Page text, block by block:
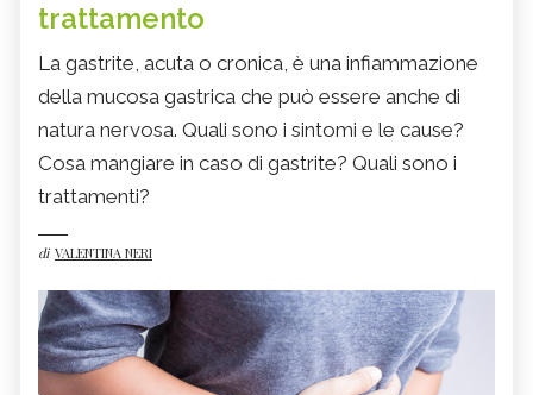
trattamento
La gastrite, acuta o cronica, è una infiammazione
della mucosa gastrica che può essere anche di
natura nervosa. Quali sono i sintomi e le cause?
Cosa mangiare in caso di gastrite? Quali sono i
trattamenti?
di VALENTINA NERI